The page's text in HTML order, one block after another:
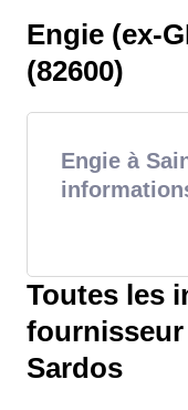
Engie (ex-
(82600)
Engie à
Toutes les
fournisseur
Sardos